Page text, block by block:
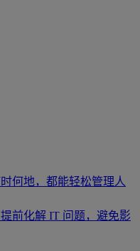
何地，都能轻松管理人
提前化解 IT 问题，避免影